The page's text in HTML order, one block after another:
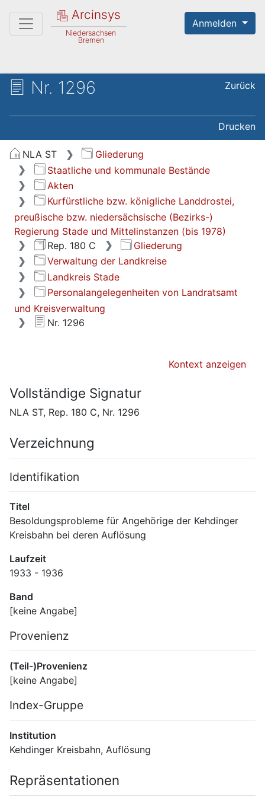
Arcinsys
Niedersachsen
Bremen
Anmelden
Nr. 1296 Zurück
Drucken
NLA ST
Gliederung
Staatliche und kommunale Bestände
Akten
Kurfürstliche bzw. königliche Landdrostei,
preußische bzw. niedersächsische (Bezirks-)
Regierung Stade und Mittelinstanzen (bis 1978)
Rep. 180 C
Gliederung
Verwaltung der Landkreise
Landkreis Stade
Personalangelegenheiten von Landratsamt
und Kreisverwaltung
Nr. 1296
Kontext anzeigen
Vollständige Signatur
NLA ST, Rep. 180 C, Nr. 1296
Verzeichnung
Identifikation
Titel
Besoldungsprobleme für Angehörige der Kehdinger
Kreisbahn bei deren Auflösung
Laufzeit
1933 - 1936
Band
[keine Angabe]
Provenienz
(Teil-)Provenienz
[keine Angabe]
Index-Gruppe
Institution
Kehdinger Kreisbahn, Auflösung
Repräsentationen